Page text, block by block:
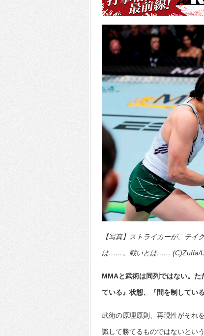
【写真】ストライカーが、テ
は……。戦いとは…… (C)Zuffa/
MMAと武術は同列ではない。
ている』状態、『間を制してい
武術の原理原則、再現性がそれ
識して勝てるものではないとい